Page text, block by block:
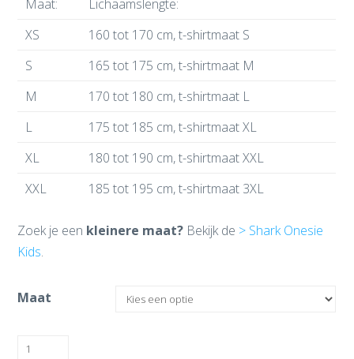
Maat:
Lichaamslengte:
XS
160 tot 170 cm, t-shirtmaat S
S
165 tot 175 cm, t-shirtmaat M
M
170 tot 180 cm, t-shirtmaat L
L
175 tot 185 cm, t-shirtmaat XL
XL
180 tot 190 cm, t-shirtmaat XXL
XXL
185 tot 195 cm, t-shirtmaat 3XL
Zoek je een kleinere maat? Bekijk de > Shark Onesie
Kids.
Maat
Shark